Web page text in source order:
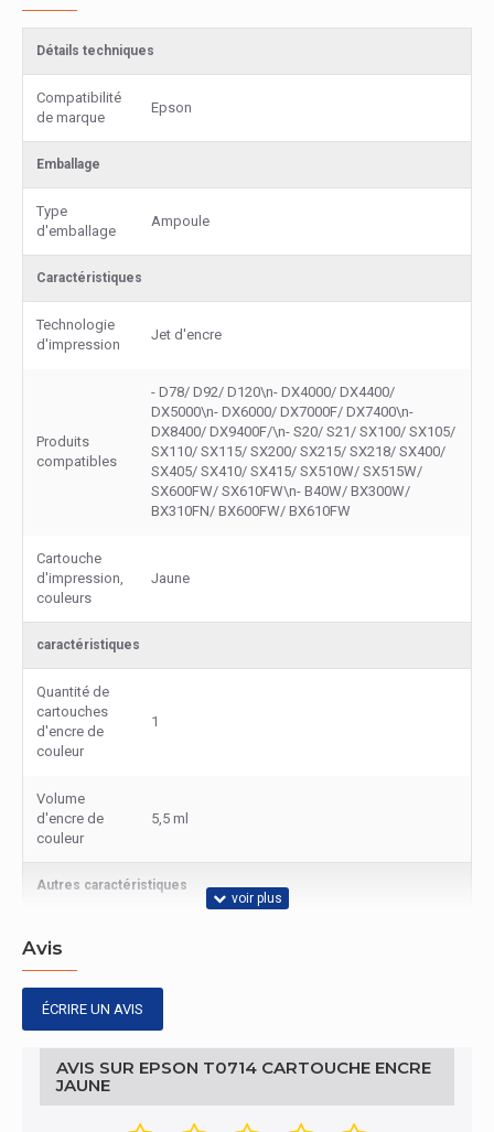
Détails techniques
Compatibilité
de marque
Epson
Emballage
Type
d'emballage
Ampoule
Caractéristiques
Technologie
d'impression
Jet d'encre
Produits
compatibles
- D78/ D92/ D120\n- DX4000/ DX4400/
DX5000\n- DX6000/ DX7000F/ DX7400\n-
DX8400/ DX9400F/\n- S20/ S21/ SX100/ SX105/
SX110/ SX115/ SX200/ SX215/ SX218/ SX400/
SX405/ SX410/ SX415/ SX510W/ SX515W/
SX600FW/ SX610FW\n- B40W/ BX300W/
BX310FN/ BX600FW/ BX610FW
Cartouche
d'impression,
couleurs
Jaune
caractéristiques
Quantité de
cartouches
d'encre de
couleur
1
Volume
d'encre de
couleur
5,5 ml
Autres caractéristiques
produit
Certificat
Certification CE
Avis
ÉCRIRE UN AVIS
AVIS SUR EPSON T0714 CARTOUCHE ENCRE
JAUNE